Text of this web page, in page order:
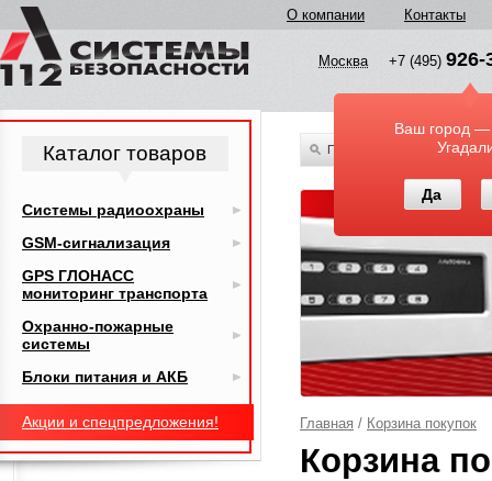
О компании Контакты
Москва +7 (495) 926-
Ваш город —
Да
По всему каталогу
Главная / Корзина покупок
Корзина
Каталог товаров
Системы радиоохраны
GSM-сигнализация
GPS ГЛОНАСС
мониторинг транспорта
Охранно-пожарные
системы
Блоки питания и АКБ
Акции и спецпредложения!